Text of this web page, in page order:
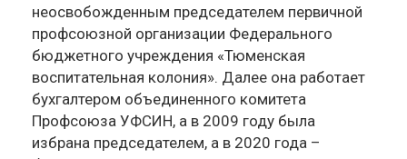
неосвобожденным председателем первичной
профсоюзной организации Федерального
бюджетного учреждения «Тюменская
воспитательная колония». Далее она работает
бухгалтером объединенного комитета
Профсоюза УФСИН, а в 2009 году была
избрана председателем, а в 2020 года –